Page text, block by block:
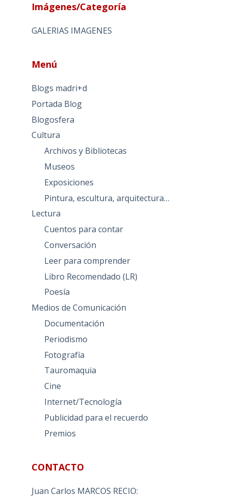
Imágenes/Categoría
GALERIAS IMAGENES
Menú
Blogs madri+d
Portada Blog
Blogosfera
Cultura
Archivos y Bibliotecas
Museos
Exposiciones
Pintura, escultura, arquitectura…
Lectura
Cuentos para contar
Conversación
Leer para comprender
Libro Recomendado (LR)
Poesía
Medios de Comunicación
Documentación
Periodismo
Fotografía
Tauromaquia
Cine
Internet/Tecnología
Publicidad para el recuerdo
Premios
CONTACTO
Juan Carlos MARCOS RECIO: